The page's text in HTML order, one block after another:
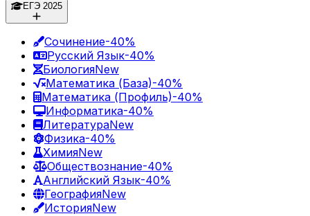
ЕГЭ 2025
Сочинение-40%
Русский Язык-40%
БиологияNew
Математика (База)-40%
Математика (Профиль)-40%
Информатика-40%
ЛитератураNew
Физика-40%
ХимияNew
Обществознание-40%
Английский Язык-40%
ГеографияNew
ИсторияNew